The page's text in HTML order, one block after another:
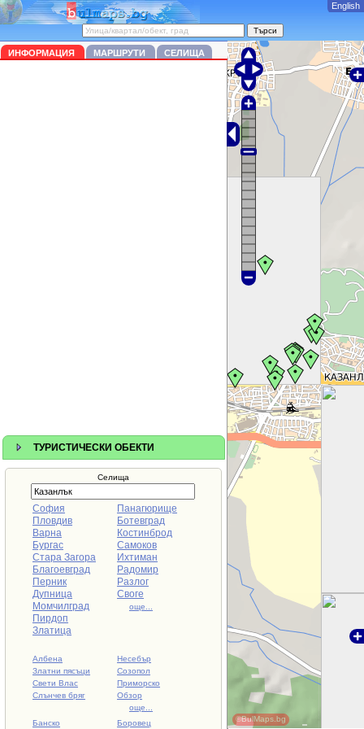
ИНФОРМАЦИЯ МАРШРУТИ СЕЛИЩА
ТУРИСТИЧЕСКИ ОБЕКТИ
Селища
София
Пловдив
Варна
Бургас
Стара Загора
Благоевград
Перник
Дупница
Момчилград
Пирдоп
Златица
Панагюрище
Ботевград
Костинброд
Самоков
Ихтиман
Радомир
Разлог
Своге
още...
Албена
Златни пясъци
Свети Влас
Слънчев бряг
Несебър
Созопол
Приморско
Обзор
още...
Банско
Боровец ©BulMaps.bg
English